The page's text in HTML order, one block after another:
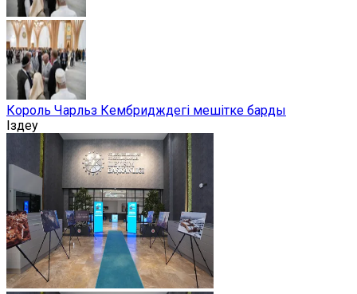
Король Чарльз Кембридждегі мешітке барды
Іздеу